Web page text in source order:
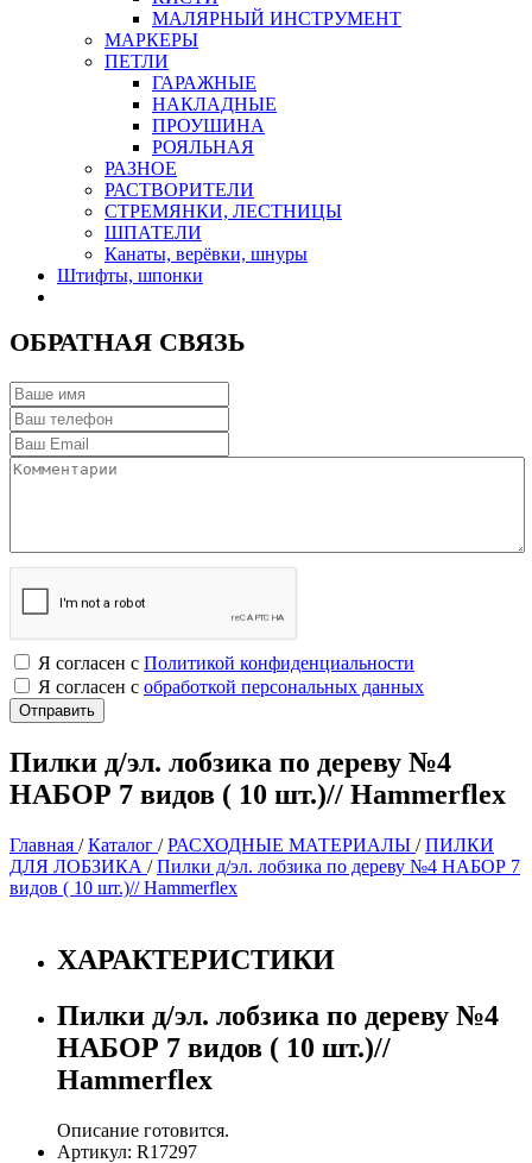
МАЛЯРНЫЙ ИНСТРУМЕНТ
МАРКЕРЫ
ПЕТЛИ
ГАРАЖНЫЕ
НАКЛАДНЫЕ
ПРОУШИНА
РОЯЛЬНАЯ
РАЗНОЕ
РАСТВОРИТЕЛИ
СТРЕМЯНКИ, ЛЕСТНИЦЫ
ШПАТЕЛИ
Канаты, верёвки, шнуры
Штифты, шпонки
ОБРАТНАЯ СВЯЗЬ
Я согласен с Политикой конфиденциальности
Я согласен с обработкой персональных данных
Пилки д/эл. лобзика по дереву №4
НАБОР 7 видов ( 10 шт.)// Hammerflex
Главная /Каталог /РАСХОДНЫЕ МАТЕРИАЛЫ /ПИЛКИ
ДЛЯ ЛОБЗИКА /Пилки д/эл. лобзика по дереву №4 НАБОР 7
видов ( 10 шт.)// Hammerflex
ХАРАКТЕРИСТИКИ
Пилки д/эл. лобзика по дереву №4
НАБОР 7 видов ( 10 шт.)//
Hammerflex
Описание готовится.
Артикул: R17297